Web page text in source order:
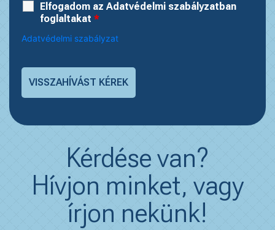
Elfogadom az Adatvédelmi szabályzatban
foglaltakat *
Adatvédelmi szabályzat
Kérdése van?
Hívjon minket, vagy
írjon nekünk!